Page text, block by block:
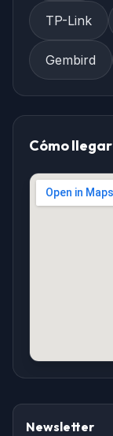
TP-Link
Gembird
Cómo llegar
Newsletter